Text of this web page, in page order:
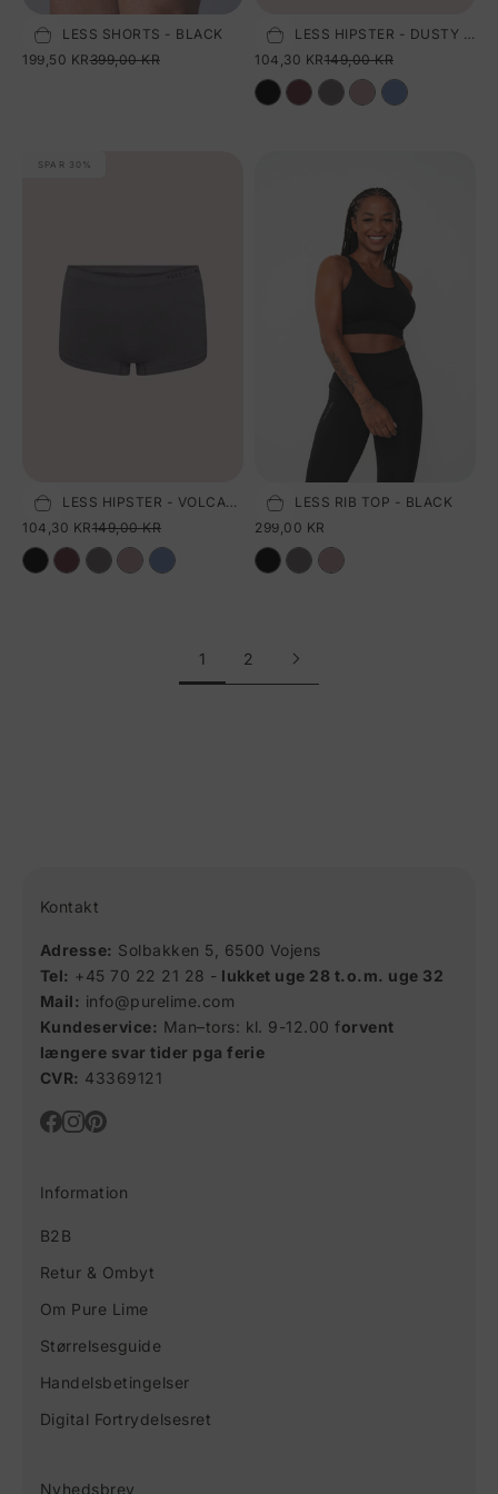
Vælg størrelse
SEAMLESS SHORTS - BLACK
SALGSPRIS
199,50 KRNORMALPRIS
399,00 KR
Tilføj til kurv
SALGSPRIS
104,30 KRNORMALPRIS
149,00 KR
SPAR 30%
Vælg størrelse
SEAMLESS HIPSTER - VOLCANIC GLASS
SALGSPRIS
104,30 KRNORMALPRIS
149,00 KR
Vælg størrelse
SEAMLESS RIB TOP - BLACK
SALGSPRIS
299,00 KR
1 2
Kontakt
Adresse: Solbakken 5, 6500 Vojens
Tel: +45 70 22 21 28 - lukket uge 28 t.o.m. uge 32
Mail: info@purelime.com
Kundeservice: Man–tors: kl. 9-12.00 forvent
længere svar tider pga ferie
CVR: 43369121
Information
B2B
Retur & Ombyt
Om Pure Lime
Størrelsesguide
Handelsbetingelser
Digital Fortrydelsesret
Nyhedsbrev